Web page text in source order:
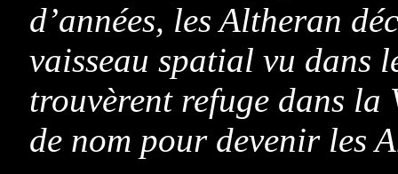
d’années, les Altheran
vaisseau spatial vu dans
trouvèrent refuge dans la
de nom pour devenir les